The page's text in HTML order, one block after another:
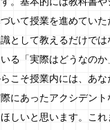
いて授業を進めてい
として教えるだけで
る「実際はどうなの
こそ授業内には、あ
にあったアクシデン
しいと思います。これ